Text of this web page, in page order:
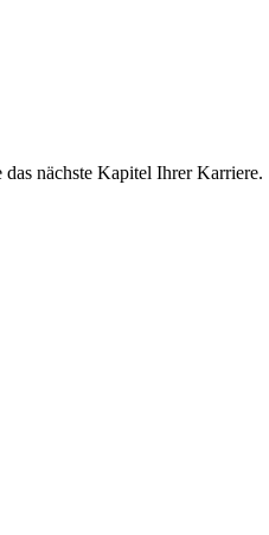
nächste Kapitel Ihrer Karriere.